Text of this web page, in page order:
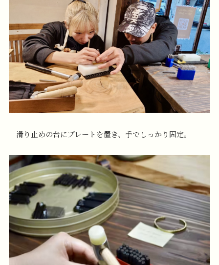
滑り止めの台にプレートを置き、手でしっかり固定。